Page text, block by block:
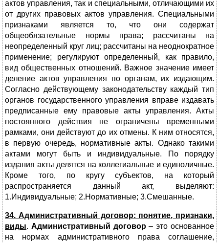
актов управления, так и специальными, отличающими их
от других правовых актов управления. Специальными
признаками является то, что они содержат
общеобязательные нормы права; рассчитаны на
неопределенный круг лиц; рассчитаны на неоднократное
применение; регулируют определенный, как правило,
вид общественных отношений. Важное значение имеет
деление актов управления по органам, их издающим.
Согласно действующему законодательству каждый тип
органов государственного управления вправе издавать
предписанные ему правовые акты управления. Акты
постоянного действия не ограничены временными
рамками, они действуют до их отмены. К ним относятся,
в первую очередь, нормативные акты. Однако такими
актами могут быть и индивидуальные. По порядку
издания акты делятся на коллегиальные и единоличные.
Кроме того, по кругу субъектов, на который
распространяется данный акт, выделяют:
1.Индивидуальные; 2.Нормативные; 3.Смешанные.
34. Административный договор: понятие, признаки,
виды. Административный договор– это основанное
на нормах административного права соглашение,